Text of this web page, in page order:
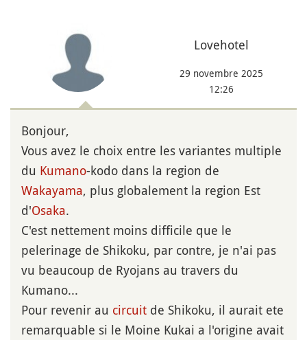
Lovehotel
29 novembre 2025
12:26
Bonjour,
Vous avez le choix entre les variantes multiple
du Kumano-kodo dans la region de
Wakayama, plus globalement la region Est
d'Osaka.
C'est nettement moins difficile que le
pelerinage de Shikoku, par contre, je n'ai pas
vu beaucoup de Ryojans au travers du
Kumano...
Pour revenir au circuit de Shikoku, il aurait ete
remarquable si le Moine Kukai a l'origine avait